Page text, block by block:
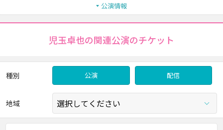
公演情報
児玉卓也の関連公演のチケット
種別 公演 配信
地域